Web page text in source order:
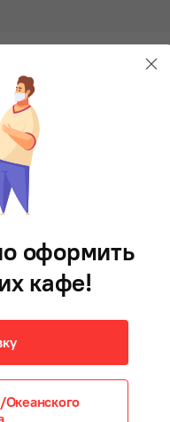
В
Фри
В корзину
оформить
кафе!